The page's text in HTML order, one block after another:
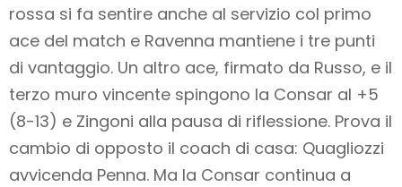
rossa si fa sentire anche al servizio col primo
ace del match e Ravenna mantiene i tre punti
di vantaggio. Un altro ace, firmato da Russo, e il
terzo muro vincente spingono la Consar al +5
(8-13) e Zingoni alla pausa di riflessione. Prova il
cambio di opposto il coach di casa: Quagliozzi
avvicenda Penna. Ma la Consar continua a